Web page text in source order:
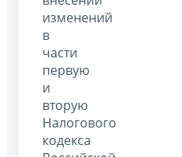
изменений
в
части
первую
и
вторую
Налогового
кодекса